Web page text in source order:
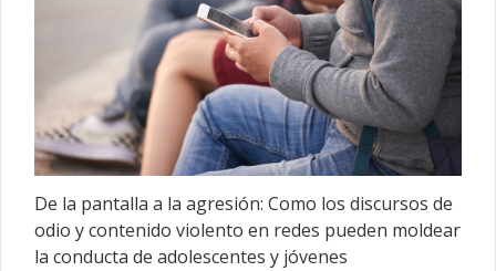
De la pantalla a la agresión: Como los discursos de
odio y contenido violento en redes pueden moldear
la conducta de adolescentes y jóvenes